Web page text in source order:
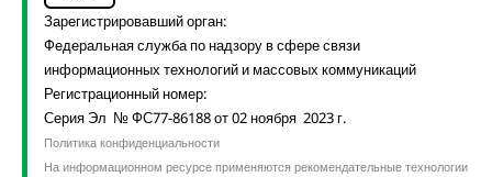
Зарегистрировавший орган:
Федеральная служба по надзору в сфере связи
информационных технологий и массовых коммуникаций
Регистрационный номер:
Серия Эл № ФС77-86188 от 02 ноября 2023 г.
Политика конфиденциальности
На информационном ресурсе применяются рекомендательные технологии